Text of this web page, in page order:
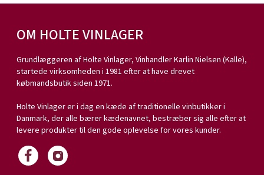
OM HOLTE VINLAGER
Grundlæggeren af Holte Vinlager, Vinhandler Karlin Nielsen (Kalle),
startede virksomheden i 1981 efter at have drevet
købmandsbutik siden 1971.
Holte Vinlager er i dag en kæde af traditionelle vinbutikker i
Danmark, der alle bærer kædenavnet, bestræber sig alle efter at
levere produkter til den gode oplevelse for vores kunder.